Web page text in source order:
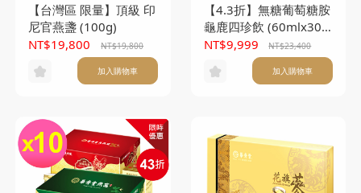
【台灣區 限量】頂級 印
尼官燕盞 (100g)
NT$19,800
NT$19,800
加入購物車
【4.3折】無糖葡萄糖胺
龜鹿四珍飲 (60mlx30
入)*10盒
NT$9,999 NT$23,400
加入購物車